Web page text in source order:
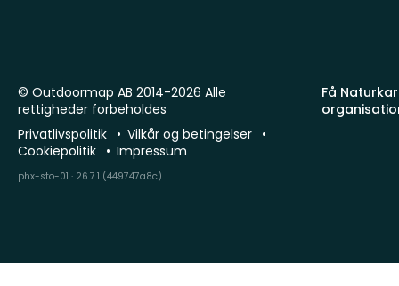
Få
© Outdoormap AB 2014-2026 Alle
rettigheder forbeholdes
Privatlivspolitik
Vilkår og betingelser
Cookiepolitik
Impressum
phx-sto-01 · 26.7.1 (449747a8c)